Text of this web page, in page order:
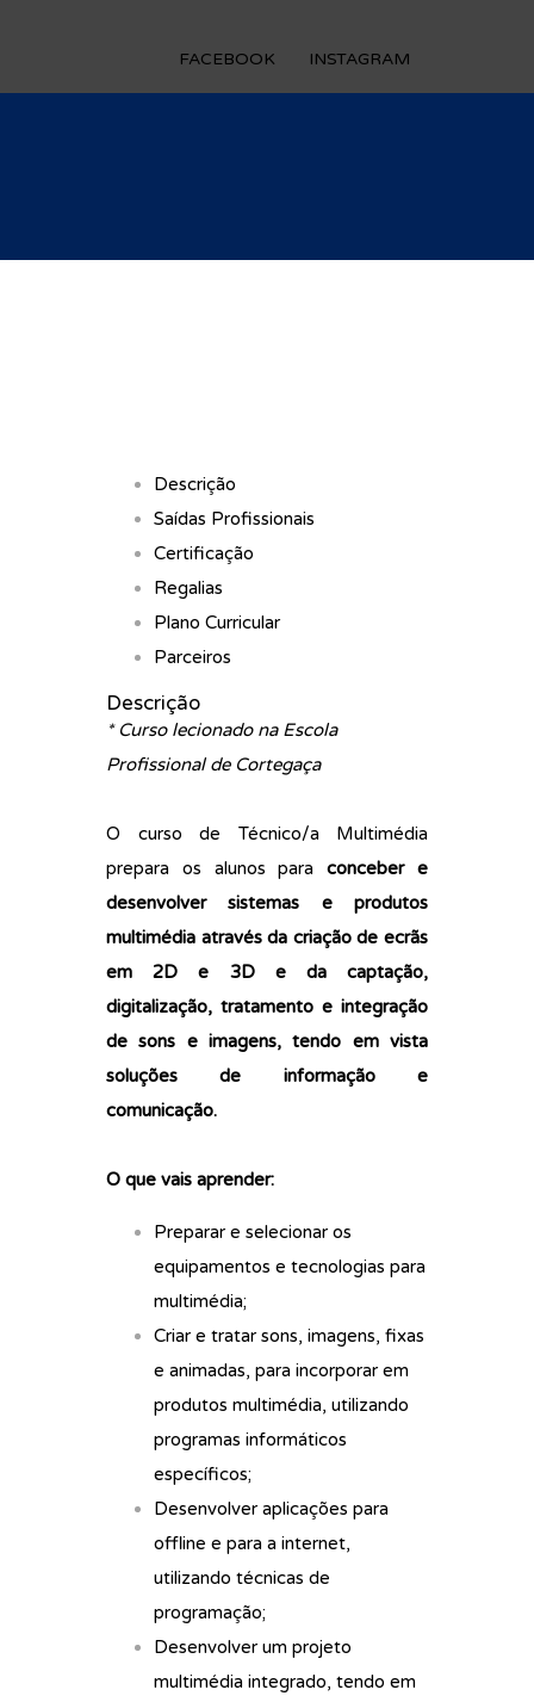
FACEBOOK INSTAGRAM
Descrição
Saídas Profissionais
Certificação
Regalias
Plano Curricular
Parceiros
Descrição
* Curso lecionado na Escola
Profissional de Cortegaça
O curso de Técnico/a Multimédia
prepara os alunos paraconceber e
desenvolver sistemas e produtos
multimédia através da criação de ecrãs
em 2D e 3D e da captação,
digitalização, tratamento e integração
de sons e imagens, tendo em vista
soluções de informação e
comunicação.
O que vais aprender:
Preparar e selecionar os
equipamentos e tecnologias para
multimédia;
Criar e tratar sons, imagens, fixas
e animadas, para incorporar em
produtos multimédia, utilizando
programas informáticos
específicos;
Desenvolver aplicações para
offline e para a internet,
utilizando técnicas de
programação;
Desenvolver um projeto
multimédia integrado, tendo em